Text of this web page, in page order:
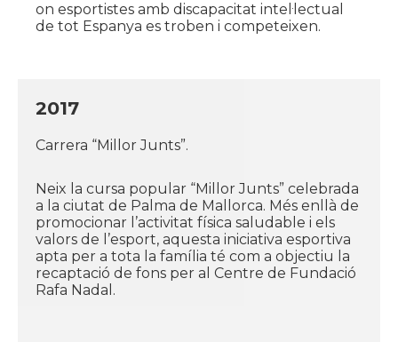
on esportistes amb discapacitat intel·lectual
de tot Espanya es troben i competeixen.
2017
Carrera “Millor Junts”.
Neix la cursa popular “Millor Junts” celebrada
a la ciutat de Palma de Mallorca. Més enllà de
promocionar l’activitat física saludable i els
valors de l’esport, aquesta iniciativa esportiva
apta per a tota la família té com a objectiu la
recaptació de fons per al Centre de Fundació
Rafa Nadal.